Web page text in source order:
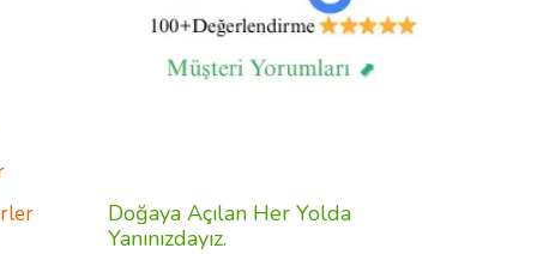
Doğaya Açılan Her Yolda
Yanınızdayız.